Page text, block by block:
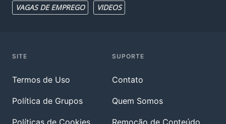
VAGAS DE EMPREGO
VIDEOS
SITE
Termos de Uso
Política de Grupos
Políticas de Cookies
SUPORTE
Contato
Quem Somos
Remoção de Conteúdo